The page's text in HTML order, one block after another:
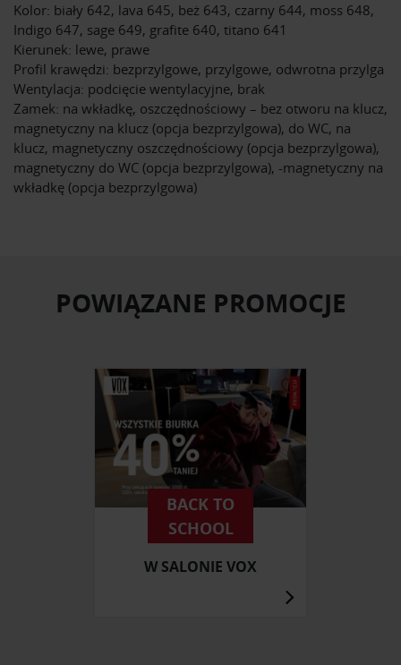
Kolor: biały 642, lava 645, beż 643, czarny 644, moss 648,
Indigo 647, sage 649, grafite 640, titano 641
Kierunek: lewe, prawe
Profil krawędzi: bezprzylgowe, przylgowe, odwrotna przylga
Wentylacja: podcięcie wentylacyjne, brak
Zamek: na wkładkę, oszczędnościowy – bez otworu na klucz,
magnetyczny na klucz (opcja bezprzylgowa), do WC, na
klucz, magnetyczny oszczędnościowy (opcja bezprzylgowa),
magnetyczny do WC (opcja bezprzylgowa), -magnetyczny na
wkładkę (opcja bezprzylgowa)
POWIĄZANE PROMOCJE
BACK TO
SCHOOL
W SALONIE VOX